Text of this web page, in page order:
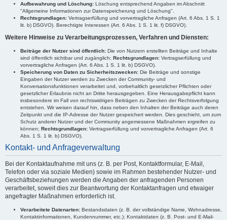
Aufbewahrung und Löschung: Löschung entsprechend Angaben im Abschnitt
"Allgemeine Informationen zur Datenspeicherung und Löschung".
Rechtsgrundlagen: Vertragserfüllung und vorvertragliche Anfragen (Art. 6 Abs. 1 S. 1
lit. b) DSGVO). Berechtigte Interessen (Art. 6 Abs. 1 S. 1 lit. f) DSGVO).
Weitere Hinweise zu Verarbeitungsprozessen, Verfahren und Diensten:
Beiträge der Nutzer sind öffentlich: Die von Nutzern erstellten Beiträge und Inhalte
sind öffentlich sichtbar und zugänglich; Rechtsgrundlagen: Vertragserfüllung und
vorvertragliche Anfragen (Art. 6 Abs. 1 S. 1 lit. b) DSGVO).
Speicherung von Daten zu Sicherheitszwecken: Die Beiträge und sonstige
Eingaben der Nutzer werden zu Zwecken der Community- und
Konversationsfunktionen verarbeitet und, vorbehaltlich gesetzlicher Pflichten oder
gesetzlicher Erlaubnis nicht an Dritte herausgegeben. Eine Herausgabepflicht kann
insbesondere im Fall von rechtswidrigen Beiträgen zu Zwecken der Rechtsverfolgung
entstehen. Wir weisen darauf hin, dass neben den Inhalten der Beiträge auch deren
Zeitpunkt und die IP-Adresse der Nutzer gespeichert werden. Dies geschieht, um zum
Schutz anderer Nutzer und der Community angemessene Maßnahmen ergreifen zu
können; Rechtsgrundlagen: Vertragserfüllung und vorvertragliche Anfragen (Art. 6
Abs. 1 S. 1 lit. b) DSGVO).
Kontakt- und Anfrageverwaltung
Bei der Kontaktaufnahme mit uns (z. B. per Post, Kontaktformular, E-Mail,
Telefon oder via soziale Medien) sowie im Rahmen bestehender Nutzer- und
Geschäftsbeziehungen werden die Angaben der anfragenden Personen
verarbeitet, soweit dies zur Beantwortung der Kontaktanfragen und etwaiger
angefragter Maßnahmen erforderlich ist.
Verarbeitete Datenarten: Bestandsdaten (z. B. der vollständige Name, Wohnadresse,
Kontaktinformationen, Kundennummer, etc.); Kontaktdaten (z. B. Post- und E-Mail-